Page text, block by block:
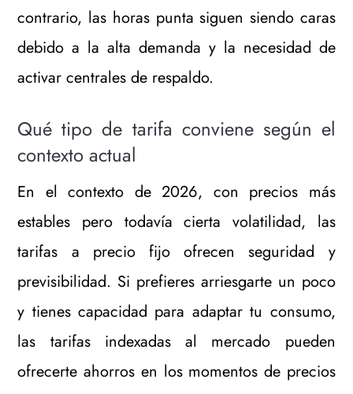
contrario, las horas punta siguen siendo caras
debido a la alta demanda y la necesidad de
activar centrales de respaldo.
Qué tipo de tarifa conviene según el
contexto actual
En el contexto de 2026, con precios más
estables pero todavía cierta volatilidad, las
tarifas a precio fijo ofrecen seguridad y
previsibilidad. Si prefieres arriesgarte un poco
y tienes capacidad para adaptar tu consumo,
las tarifas indexadas al mercado pueden
ofrecerte ahorros en los momentos de precios